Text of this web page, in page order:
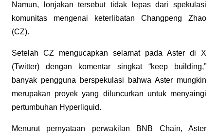
Namun, lonjakan tersebut tidak lepas dari spekulasi
komunitas mengenai keterlibatan Changpeng Zhao
(CZ).
Setelah CZ mengucapkan selamat pada Aster di X
(Twitter) dengan komentar singkat “keep building,”
banyak pengguna berspekulasi bahwa Aster mungkin
merupakan proyek yang diluncurkan untuk menyaingi
pertumbuhan Hyperliquid.
Menurut pernyataan perwakilan BNB Chain, Aster